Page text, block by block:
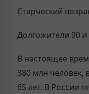
Старческий
Долгожители 90
В настоящее
380 млн человек,
65 лет. В России